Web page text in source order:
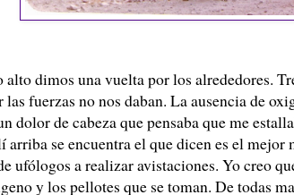
dimos una vuelta por los alrededores.
fuerzas no nos daban. La ausencia de
dolor de cabeza que pensaba que me
arriba se encuentra el que dicen es el mejor
ufólogos a realizaravistaciones. Yo creo
y los pellotes que se toman. De todas